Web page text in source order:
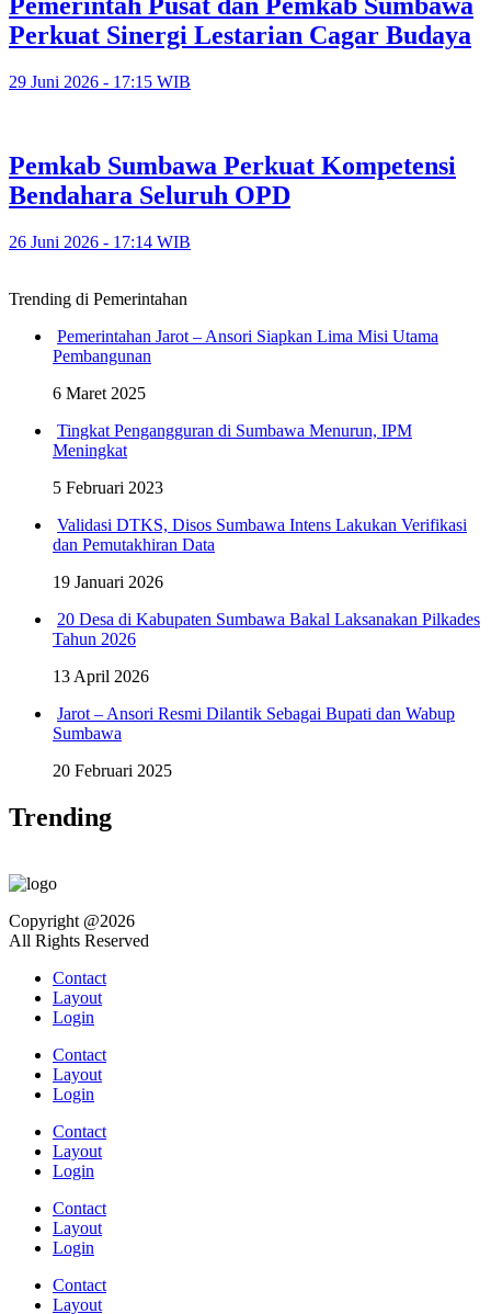
Perkuat Sinergi Lestarian Cagar Budaya
29 Juni 2026 - 17:15 WIB
Pemkab Sumbawa Perkuat Kompetensi
Bendahara Seluruh OPD
26 Juni 2026 - 17:14 WIB
Trending di Pemerintahan
Pemerintahan Jarot – Ansori Siapkan Lima Misi Utama
Pembangunan
6 Maret 2025
Tingkat Pengangguran di Sumbawa Menurun, IPM
Meningkat
5 Februari 2023
Validasi DTKS, Disos Sumbawa Intens Lakukan Verifikasi
dan Pemutakhiran Data
19 Januari 2026
20 Desa di Kabupaten Sumbawa Bakal Laksanakan Pilkades
Tahun 2026
13 April 2026
Jarot – Ansori Resmi Dilantik Sebagai Bupati dan Wabup
Sumbawa
20 Februari 2025
Trending
Copyright @2026
All Rights Reserved
Contact
Layout
Login
Contact
Layout
Login
Contact
Layout
Login
Contact
Layout
Login
Contact
Layout